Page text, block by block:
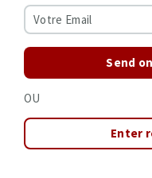
Send
OU
Enter